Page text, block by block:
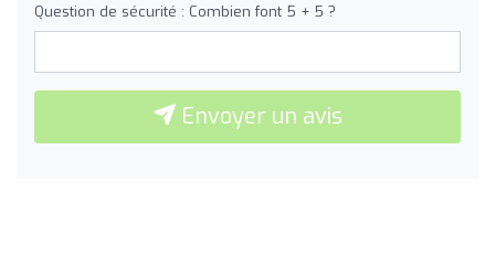
Question de sécurité : Combien font 5 + 5 ?
Envoyer un avis